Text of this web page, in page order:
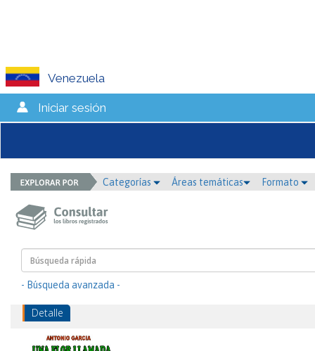
Venezuela
Iniciar sesión
Categorías Áreas temáticas Formato
- Búsqueda avanzada -
Detalle